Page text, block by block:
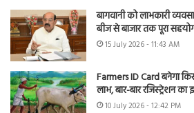
बागवानी को लाभकारी
बीज से बाजार तक पूरा
15 July 2026 - 11:43 AM
Farmers ID Card बनेगा
लाभ, बार-बार रजिस्ट्रेशन
10 July 2026 - 12:42 PM